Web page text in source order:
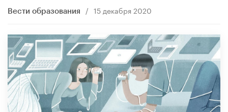
Вести образования / 15 декабря 2020